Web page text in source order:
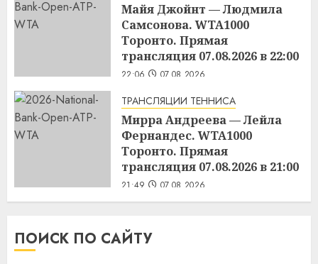
Майя Джойнт — Людмила
Самсонова. WTA1000
Торонто. Прямая
трансляция 07.08.2026 в 22:00
22:06 07.08.2026
ТРАНСЛЯЦИИ ТЕННИСА
Мирра Андреева — Лейла
Фернандес. WTA1000
Торонто. Прямая
трансляция 07.08.2026 в 21:00
21:49 07.08.2026
ПОИСК ПО САЙТУ